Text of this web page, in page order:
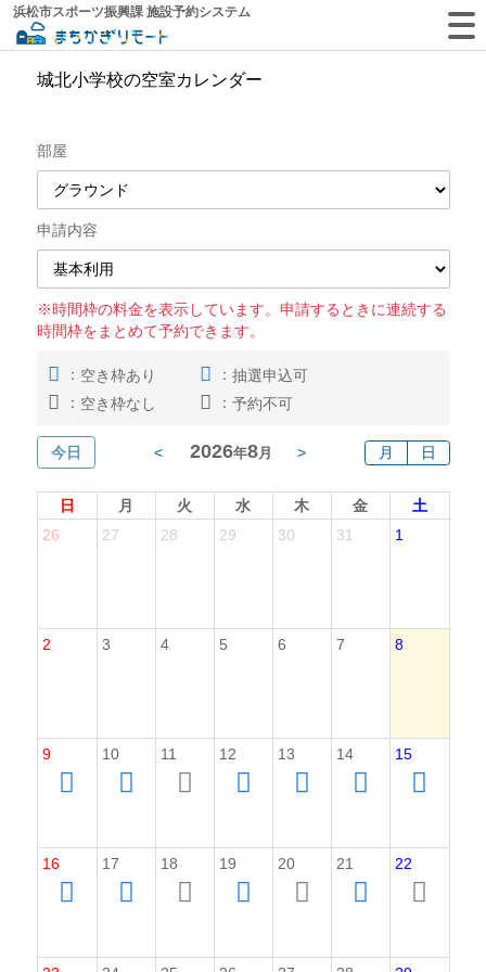
浜松市スポーツ振興課 施設予約システム
城北小学校の空室カレンダー
部屋
申請内容
※時間枠の料金を表示しています。申請するときに連続する
時間枠をまとめて予約できます。
： 空き枠あり ： 抽選申込可
： 空き枠なし ： 予約不可
今日 < 2026年8 月 > 月 日
日 月 火 水 木 金
土
26
27 28 29 30 31 1
2 3 4 5 6 7 8
9 10 11 12 13 14 15
16 17 18 19 20 21 22